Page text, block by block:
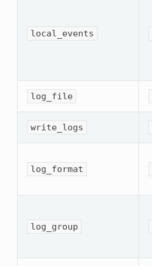
local_events
log_file
write_logs
log_format
log_group